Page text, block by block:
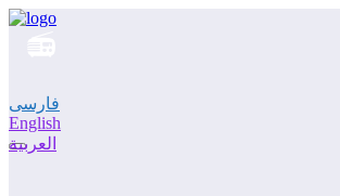
فارسی
English
العربية